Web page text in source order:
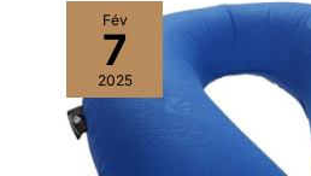
Fév
7
2025